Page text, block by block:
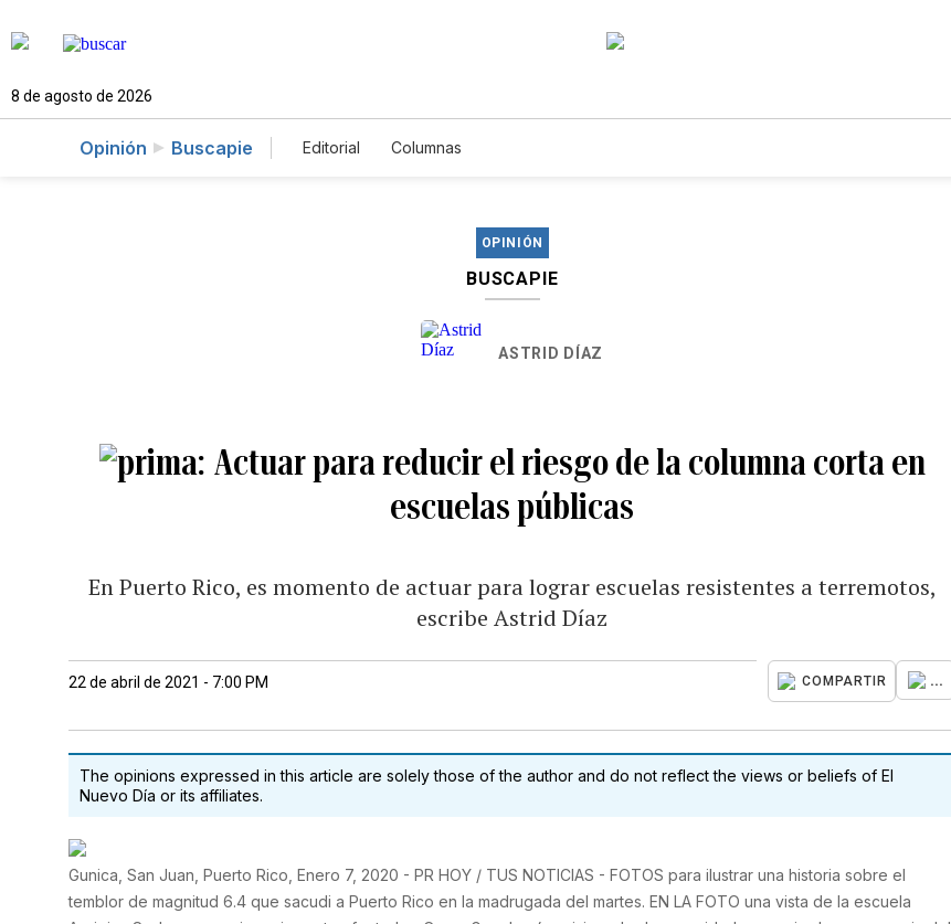
8 de agosto de 2026
Opinión Buscapie Editorial Columnas
OPINIÓN
BUSCAPIE
ASTRID DÍAZ
Actuar para reducir el riesgo de la columna corta en
escuelas públicas
En Puerto Rico, es momento de actuar para lograr escuelas resistentes a terremotos,
escribe Astrid Díaz
22 de abril de 2021 - 7:00 PM COMPARTIR ...
The opinions expressed in this article are solely those of the author and do not reflect the views or beliefs of El
Nuevo Día or its affiliates.
Gunica, San Juan, Puerto Rico, Enero 7, 2020 - PR HOY / TUS NOTICIAS - FOTOS para ilustrar una historia sobre el
temblor de magnitud 6.4 que sacudi a Puerto Rico en la madrugada del martes. EN LA FOTO una vista de la escuela